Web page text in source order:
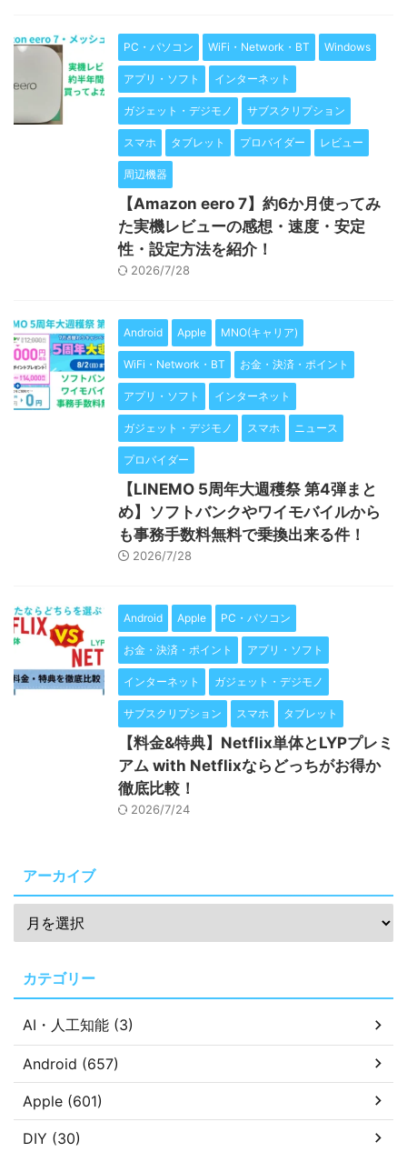
PC・パソコン WiFi・Network・BT Windows
アプリ・ソフト インターネット
ガジェット・デジモノ サブスクリプション
スマホ タブレット プロバイダー レビュー
周辺機器
【Amazon eero 7】約6か月使ってみ
た実機レビューの感想・速度・安定
性・設定方法を紹介！
2026/7/28
Android Apple MNO(キャリア)
WiFi・Network・BT お金・決済・ポイント
アプリ・ソフト インターネット
ガジェット・デジモノ スマホ ニュース
プロバイダー
【LINEMO 5周年大週穫祭 第4弾まと
め】ソフトバンクやワイモバイルから
も事務手数料無料で乗換出来る件！
2026/7/28
Android Apple PC・パソコン
お金・決済・ポイント アプリ・ソフト
インターネット ガジェット・デジモノ
サブスクリプション スマホ タブレット
【料金&特典】Netflix単体とLYPプレミ
アム with Netflixならどっちがお得か
徹底比較！
2026/7/24
アーカイブ
カテゴリー
AI・人工知能 (3)
Android (657)
Apple (601)
DIY (30)